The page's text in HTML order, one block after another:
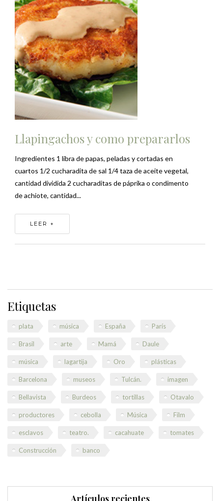
Llapingachos y como prepararlos
Ingredientes 1 libra de papas, peladas y cortadas en
cuartos 1/2 cucharadita de sal 1/4 taza de aceite vegetal,
cantidad dividida 2 cucharaditas de páprika o condimento
de achiote, cantidad...
LEER +
Etiquetas
plata música España París
Brasil arte Mamá Daule
música lagartija Oro plásticas
Barcelona museos Tulcán. imagen
Bellavista Burdeos tortillas Otavalo
productores cebolla Música Film
esclavos teatro. cacahuate tomates
Construcción banco